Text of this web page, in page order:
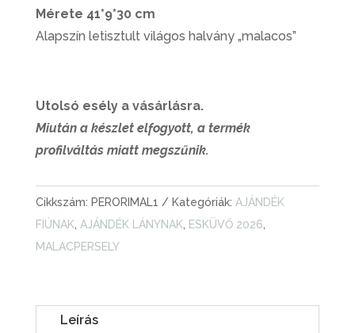
Mérete 41*9*30 cm
Alapszín letisztult világos halvány „malacos”
Utolsó esély a vásárlásra.
Miután a készlet elfogyott, a termék
profilváltás miatt megszűnik.
Cikkszám: PERORIMAL1 Kategóriák: AJÁNDÉK
FIÚNAK AJÁNDÉK LÁNYNAK ESKÜVŐ 2026
MALACPERSELY
Leírás